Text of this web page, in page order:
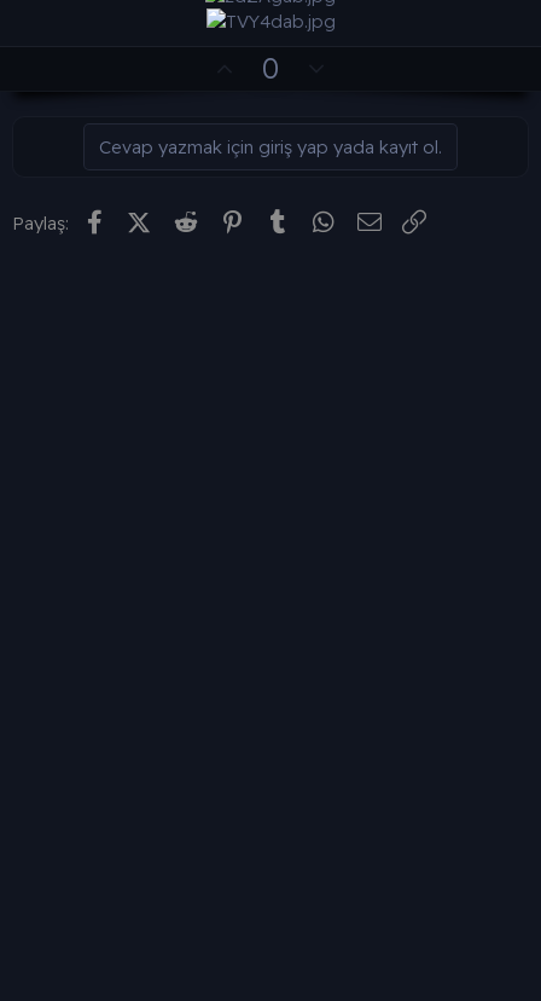
O
l
a
0
w
n
o
Cevap yazmak için giriş yap yada kayıt ol.
Paylaş: FacebookX (Twitter)
Reddit PinterestTumblr WhatsApp
E-posta